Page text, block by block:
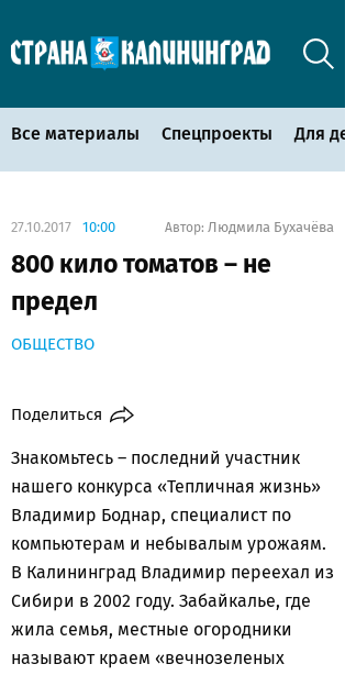
Все материалы Спецпроекты Для
27.10.2017 10:00 Автор: Людмила Бухачёва
800 кило томатов – не
предел
ОБЩЕСТВО
Поделиться
Знакомьтесь – последний участник
нашего конкурса «Тепличная жизнь»
Владимир Боднар, специалист по
компьютерам и небывалым урожаям.
В Калининград Владимир переехал из
Сибири в 2002 году. Забайкалье, где
жила семья, местные огородники
называют краем «вечнозеленых